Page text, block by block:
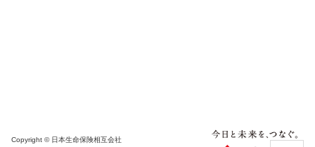
Copyright © 日本生命保険相互会社